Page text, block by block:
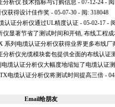
分析仪 技术指标与订购信息 - 07-12-24 -
获得设计佳作奖 - 05-07-30 - 阅: 318048
认证分析仪通过UL精度认证 - 05-02-17 -
仪显著节省了测试时间和开销, 布线工程
系列电缆认证分析仪获得业界更多布线厂
分析仪光缆模块套包提供全面的布线认证
缆认证分析仪大幅度地缩短了电缆认证
电缆认证分析仪将测试时间提高三倍 -
Email给朋友